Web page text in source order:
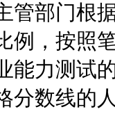
部门根据
例，按照
能力测试
分数线的